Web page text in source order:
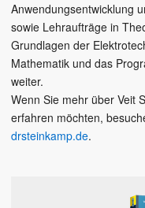
Anwendungsentwicklung
sowie Lehraufträge in
Grundlagen der
Mathematik und das
weiter.
Wenn Sie mehr über Veit
erfahren möchten,
drsteinkamp.de.